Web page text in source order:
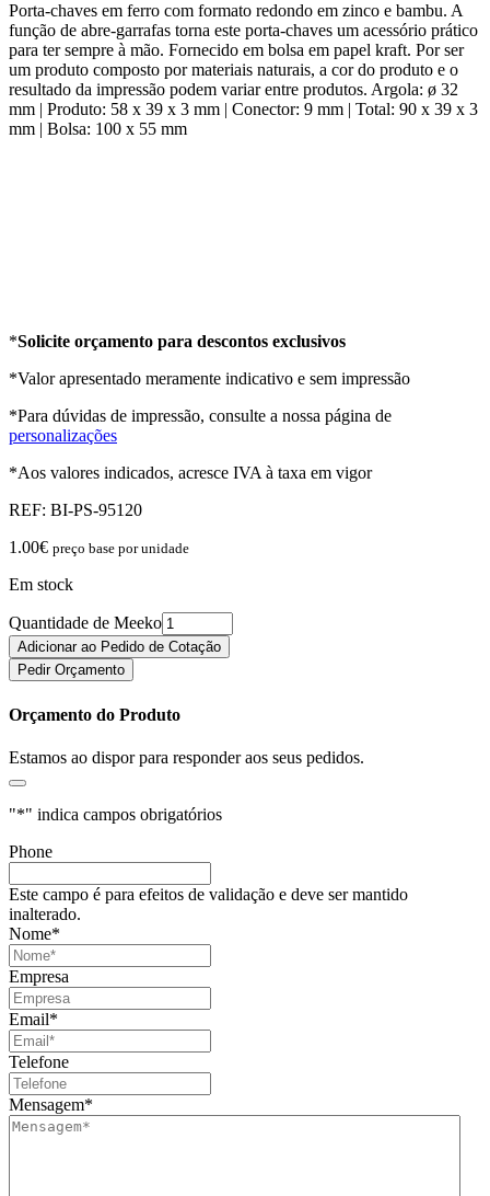
Porta-chaves em ferro com formato redondo em zinco e bambu. A
função de abre-garrafas torna este porta-chaves um acessório prático
para ter sempre à mão. Fornecido em bolsa em papel kraft. Por ser
um produto composto por materiais naturais, a cor do produto e o
resultado da impressão podem variar entre produtos. Argola: ø 32
mm | Produto: 58 x 39 x 3 mm | Conector: 9 mm | Total: 90 x 39 x 3
mm | Bolsa: 100 x 55 mm
*Solicite orçamento para descontos exclusivos
*Valor apresentado meramente indicativo e sem impressão
*Para dúvidas de impressão, consulte a nossa página de
personalizações
*Aos valores indicados, acresce IVA à taxa em vigor
REF: BI-PS-95120
1.00€ preço base por unidade
Em stock
Quantidade de Meeko
Adicionar ao Pedido de Cotação
Pedir Orçamento
Orçamento do Produto
Estamos ao dispor para responder aos seus pedidos.
"*" indica campos obrigatórios
Phone
Este campo é para efeitos de validação e deve ser mantido
inalterado.
Nome*
Empresa
Email*
Telefone
Mensagem*